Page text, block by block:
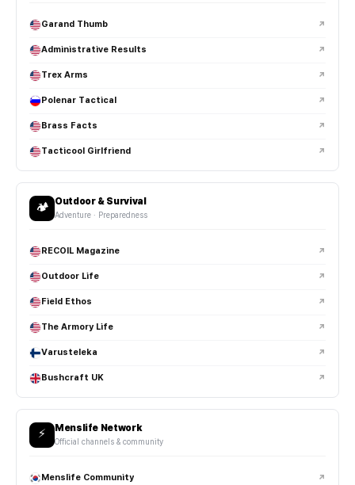
헬멧 커버는 왜 사용하는 건가요?
택티컬 부츠는 일반 등산화와 어떤 차이가 있나요?
빠른 움직임과 장시간 착용을 고려해 설계되며, 경량성·발목 지지력·배수
성능이 강화된 경우가 많습니다.
고어텍스(GORE-TEX) 부츠는 왜 많이 사용되나요?
비브람(Vibram) 아웃솔은 뭐가 좋은가요?
하이컷과 미드컷 부츠는 어떻게 선택하나요?
부츠 사이즈는 어떻게 선택하는 게 좋나요?
사이드 지퍼 부츠는 실사용에서 편한가요?
깔창(인솔) 교체가 체감 차이가 큰가요?
Garand Thumb ↗
Administrative Results ↗
Trex Arms ↗
Polenar Tactical ↗
Brass Facts ↗
Tacticool Girlfriend ↗
🏕️ Outdoor & Survival
Adventure · Preparedness
RECOIL Magazine ↗
Outdoor Life ↗
Field Ethos ↗
The Armory Life ↗
Varusteleka ↗
Bushcraft UK ↗
⚡ Menslife Network
Official channels & community
Menslife Community ↗